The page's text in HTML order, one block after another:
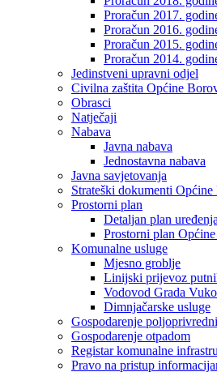
Proračun 2017.
Proračun 2016.
Proračun 2015.
Proračun 2014.
Jedinstveni upravni odjel
Civilna zaštita Općine
Obrasci
Natječaji
Nabava
Javna nabava
Jednostavna nabava
Javna savjetovanja
Strateški dokumenti
Prostorni plan
Detaljan plan
Prostorni plan
Komunalne usluge
Mjesno groblje
Linijski prijevoz
Vodovod Grada
Dimnjačarske usluge
Gospodarenje
Gospodarenje otpadom
Registar komunalne
Pravo na pristup